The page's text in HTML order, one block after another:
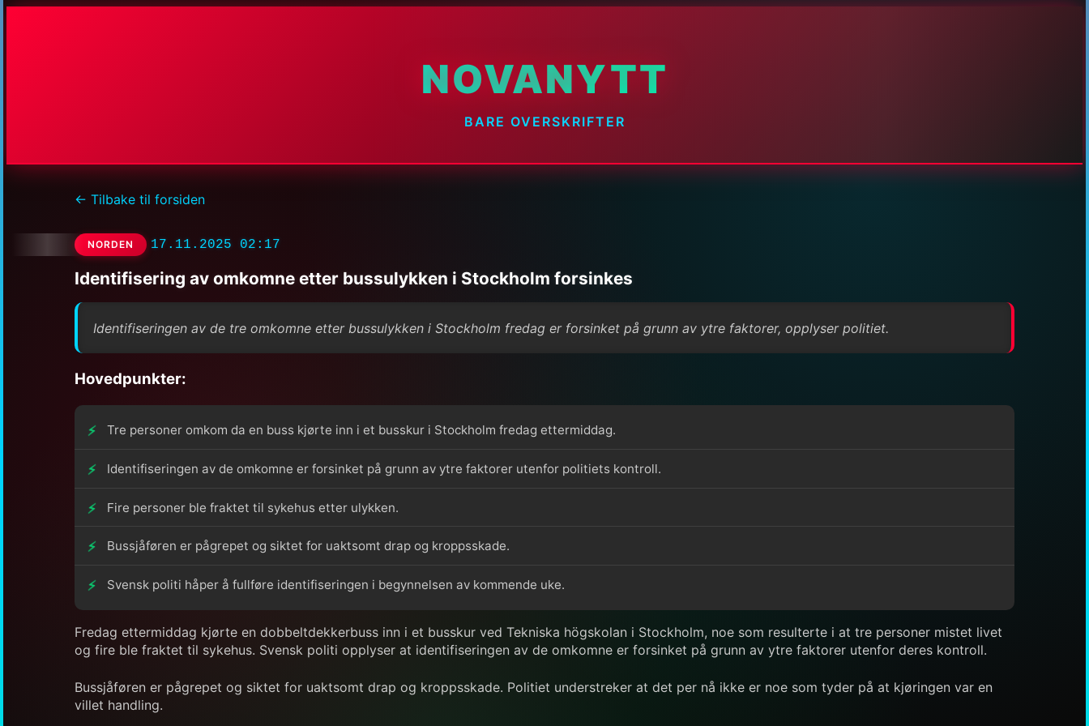
NOVANYTT
BARE OVERSKRIFTER
← Tilbake til forsiden
NORDEN 17.11.2025 02:17
Identifisering av omkomne etter bussulykken i Stockholm forsinkes
Identifiseringen av de tre omkomne etter bussulykken i Stockholm fredag er forsinket på grunn av ytre faktorer, opplyser politiet.
Hovedpunkter:
Tre personer omkom da en buss kjørte inn i et busskur i Stockholm fredag ettermiddag.
Identifiseringen av de omkomne er forsinket på grunn av ytre faktorer utenfor politiets kontroll.
Fire personer ble fraktet til sykehus etter ulykken.
Bussjåføren er pågrepet og siktet for uaktsomt drap og kroppsskade.
Svensk politi håper å fullføre identifiseringen i begynnelsen av kommende uke.
Fredag ettermiddag kjørte en dobbeltdekkerbuss inn i et busskur ved Tekniska högskolan i Stockholm, noe som resulterte i at tre personer mistet livet
og fire ble fraktet til sykehus. Svensk politi opplyser at identifiseringen av de omkomne er forsinket på grunn av ytre faktorer utenfor deres kontroll.
Bussjåføren er pågrepet og siktet for uaktsomt drap og kroppsskade. Politiet understreker at det per nå ikke er noe som tyder på at kjøringen var en
villet handling.